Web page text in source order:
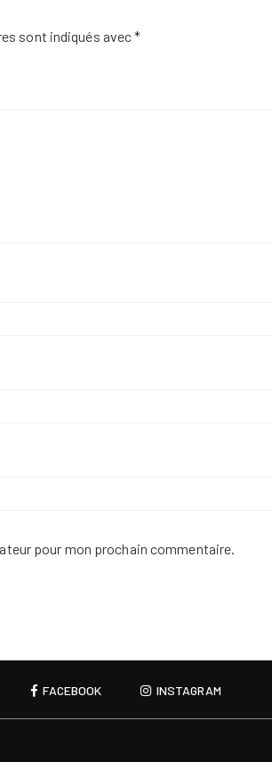
sont indiqués avec*
pour mon prochain commentaire.
FACEBOOK INSTAGRAM